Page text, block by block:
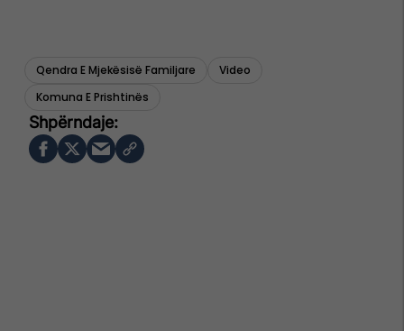
Qendra E Mjekësisë Familjare
Video
Komuna E Prishtinës